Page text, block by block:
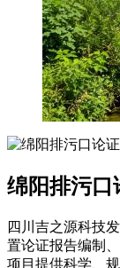
绵阳排污口
四川吉之源科技
置论证报告编制
项目提供科学、